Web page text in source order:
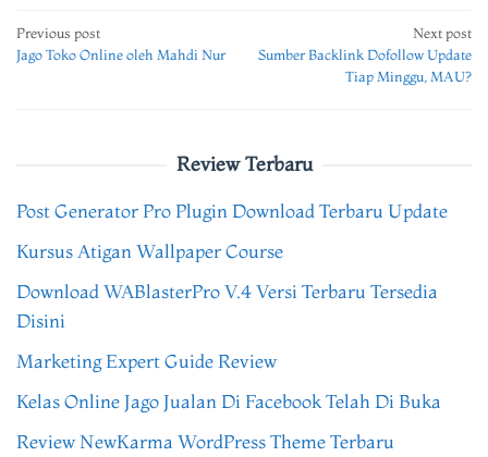
Post
navigation
Previous post
Jago Toko Online oleh Mahdi Nur
Next post
Sumber Backlink Dofollow Update
Tiap Minggu, MAU?
Review Terbaru
Post Generator Pro Plugin Download Terbaru Update
Kursus Atigan Wallpaper Course
Download WABlasterPro V.4 Versi Terbaru Tersedia
Disini
Marketing Expert Guide Review
Kelas Online Jago Jualan Di Facebook Telah Di Buka
Review NewKarma WordPress Theme Terbaru